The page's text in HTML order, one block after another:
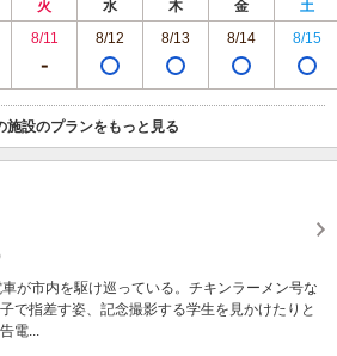
火 水 木 金
土
8/11 8/12 8/13 8/14 8/15
施設のプランをもっと見る
が市内を駆け巡っている。チキンラーメン号な
で指差す姿、記念撮影する学生を見かけたりと
電...